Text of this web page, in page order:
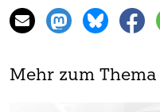
Mehr zum Thema